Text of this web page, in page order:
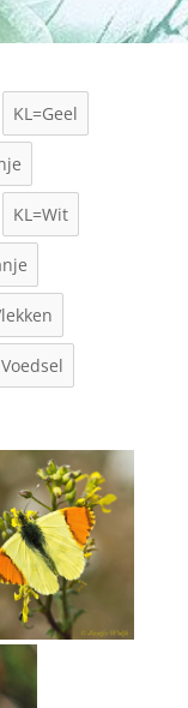
KL=Geel
KL=Wit
Voedsel